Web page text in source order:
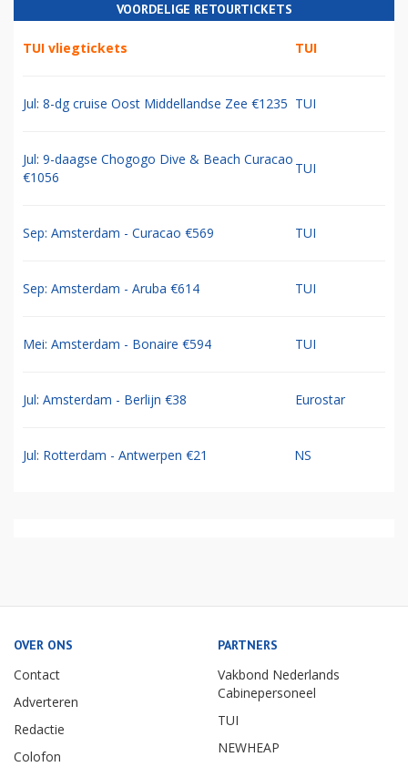
VOORDELIGE RETOURTICKETS
TUI vliegtickets TUI
Jul: 8-dg cruise Oost Middellandse Zee €1235 TUI
Jul: 9-daagse Chogogo Dive & Beach Curacao
€1056
TUI
Sep: Amsterdam - Curacao €569 TUI
Sep: Amsterdam - Aruba €614 TUI
Mei: Amsterdam - Bonaire €594 TUI
Jul: Amsterdam - Berlijn €38 Eurostar
Jul: Rotterdam - Antwerpen €21 NS
OVER ONS
Contact
Adverteren
Redactie
Colofon
PARTNERS
Vakbond Nederlands
Cabinepersoneel
TUI
NEWHEAP